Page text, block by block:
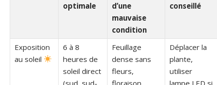
optimale
d’une
mauvaise
condition
conseillé
Exposition
au soleil
6 à 8
heures de
soleil direct
(sud, sud-
Feuillage
dense sans
fleurs,
floraison
Déplacer la
plante,
utiliser
lampe LED si